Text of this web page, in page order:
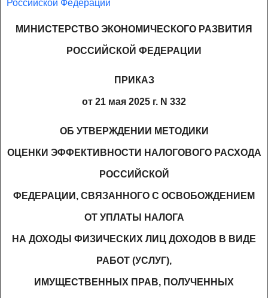
Российской Федерации
МИНИСТЕРСТВО ЭКОНОМИЧЕСКОГО РАЗВИТИЯ
РОССИЙСКОЙ ФЕДЕРАЦИИ
ПРИКАЗ
от 21 мая 2025 г. N 332
ОБ УТВЕРЖДЕНИИ МЕТОДИКИ
ОЦЕНКИ ЭФФЕКТИВНОСТИ НАЛОГОВОГО РАСХОДА
РОССИЙСКОЙ
ФЕДЕРАЦИИ, СВЯЗАННОГО С ОСВОБОЖДЕНИЕМ
ОТ УПЛАТЫ НАЛОГА
НА ДОХОДЫ ФИЗИЧЕСКИХ ЛИЦ ДОХОДОВ В ВИДЕ
РАБОТ (УСЛУГ),
ИМУЩЕСТВЕННЫХ ПРАВ, ПОЛУЧЕННЫХ